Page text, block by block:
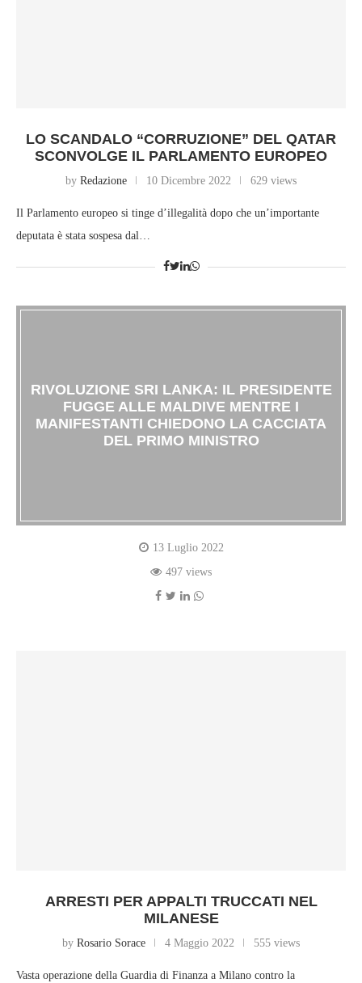
LO SCANDALO “CORRUZIONE” DEL QATAR
SCONVOLGE IL PARLAMENTO EUROPEO
by Redazione 10 Dicembre 2022 629 views
Il Parlamento europeo si tinge d’illegalità dopo che un’importante
deputata è stata sospesa dal…
RIVOLUZIONE SRI LANKA: IL PRESIDENTE
FUGGE ALLE MALDIVE MENTRE I
MANIFESTANTI CHIEDONO LA CACCIATA
DEL PRIMO MINISTRO
13 Luglio 2022
497 views
ARRESTI PER APPALTI TRUCCATI NEL
MILANESE
by Rosario Sorace 4 Maggio 2022 555 views
Vasta operazione della Guardia di Finanza a Milano contro la